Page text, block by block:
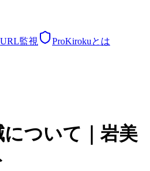
URL監視 ProKirokuとは
ついて｜岩美